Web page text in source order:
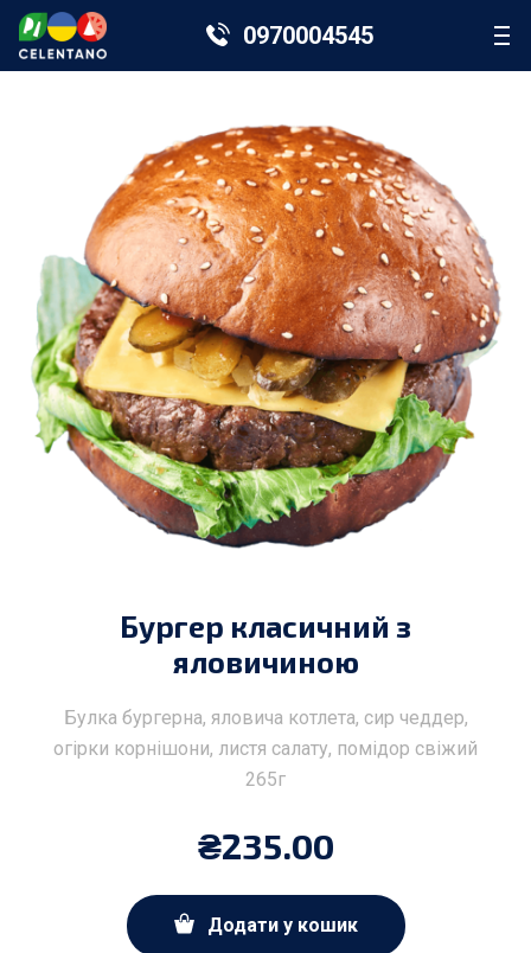
0970004545
Бургер класичний з
яловичиною
Булка бургерна, яловича котлета, сир чеддер,
огірки корнішони, листя салату, помідор свіжий
265г
₴235.00
Додати у кошик